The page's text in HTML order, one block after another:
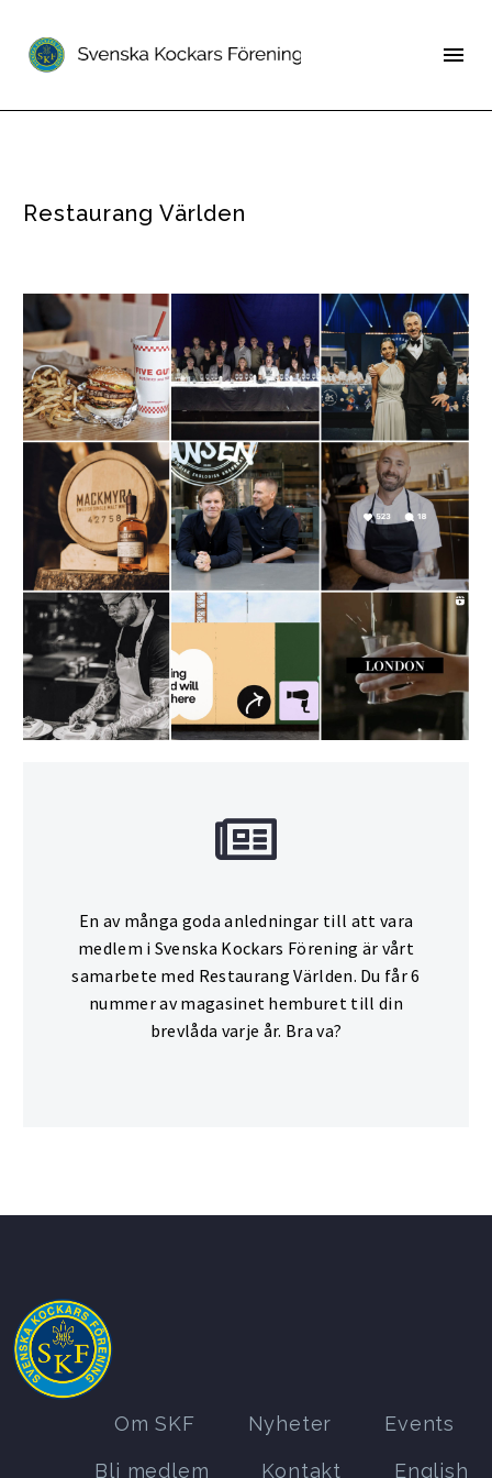
Restaurang Världen
En av många goda anledningar till att vara
medlem i Svenska Kockars Förening är vårt
samarbete med Restaurang Världen. Du får 6
nummer av magasinet hemburet till din
brevlåda varje år. Bra va?
Om SKF Nyheter Events
Bli medlem Kontakt English